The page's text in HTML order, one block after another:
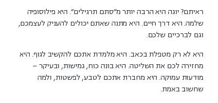
ראיתם? יוגה היא הרבה יותר מ"סתם תרגילים". היא פילוסופיה
שלמה. היא דרך חיים. היא מתנה שאתם יכולים להעניק לעצמכם,
וגם לברכיים שלכם.
היא לא רק מטפלת בכאב. היא מלמדת אתכם להקשיב לגוף. היא
מחזירה לכם את השליטה. היא בונה כוח, גמישות, ובעיקר –
מודעות עמוקה. היא מחברת אתכם לטבע, לפשטות, ולמה
שחשוב באמת.